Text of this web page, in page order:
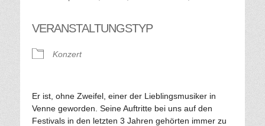
VERANSTALTUNGSTYP
Konzert
Er ist, ohne Zweifel, einer der Lieblingsmusiker in
Venne geworden. Seine Auftritte bei uns auf den
Festivals in den letzten 3 Jahren gehörten immer zu